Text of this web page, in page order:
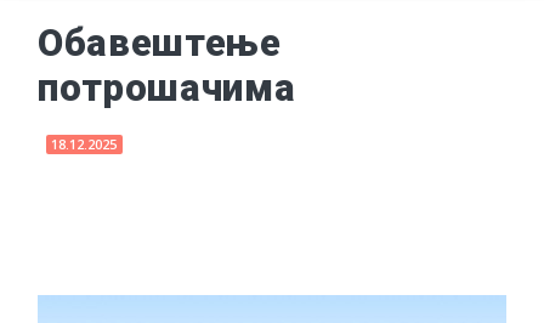
Обавештење
потрошачима
18.12.2025